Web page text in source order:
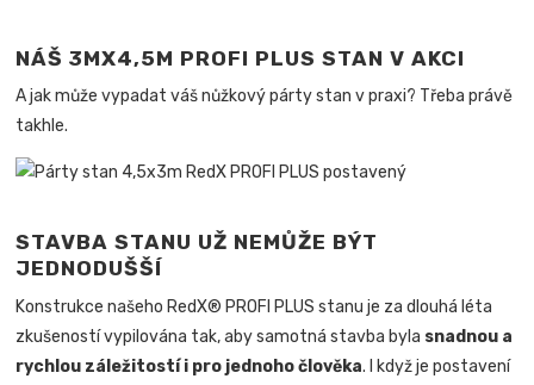
NÁŠ 3MX4,5M PROFI PLUS STAN V AKCI
A jak může vypadat váš nůžkový párty stan v praxi? Třeba právě
takhle.
STAVBA STANU UŽ NEMŮŽE BÝT
JEDNODUŠŠÍ
Konstrukce našeho RedX® PROFI PLUS stanu je za dlouhá léta
zkušeností vypilována tak, aby samotná stavba byla snadnou a
rychlou záležitostí i pro jednoho člověka.
I když je postavení